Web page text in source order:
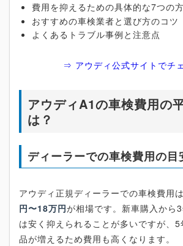
費用を抑えるための具体的な7つの
おすすめの車検業者と選び方のコツ
よくあるトラブル事例と注意点
⇒ アウディ公式サイトでチ
アウディA1の車検費用の
は？
ディーラーでの車検費用の目
アウディ正規ディーラーでの車検費用
円〜18万円が相場です。新車購入から
は安く抑えられることが多いですが、
品が増えるため費用も高くなります。